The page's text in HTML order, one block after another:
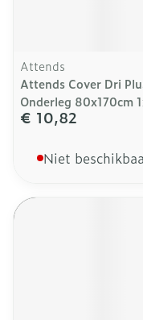
Attends
Attends Cover Dri
Onderleg 80x170cm
€ 10,82
Niet